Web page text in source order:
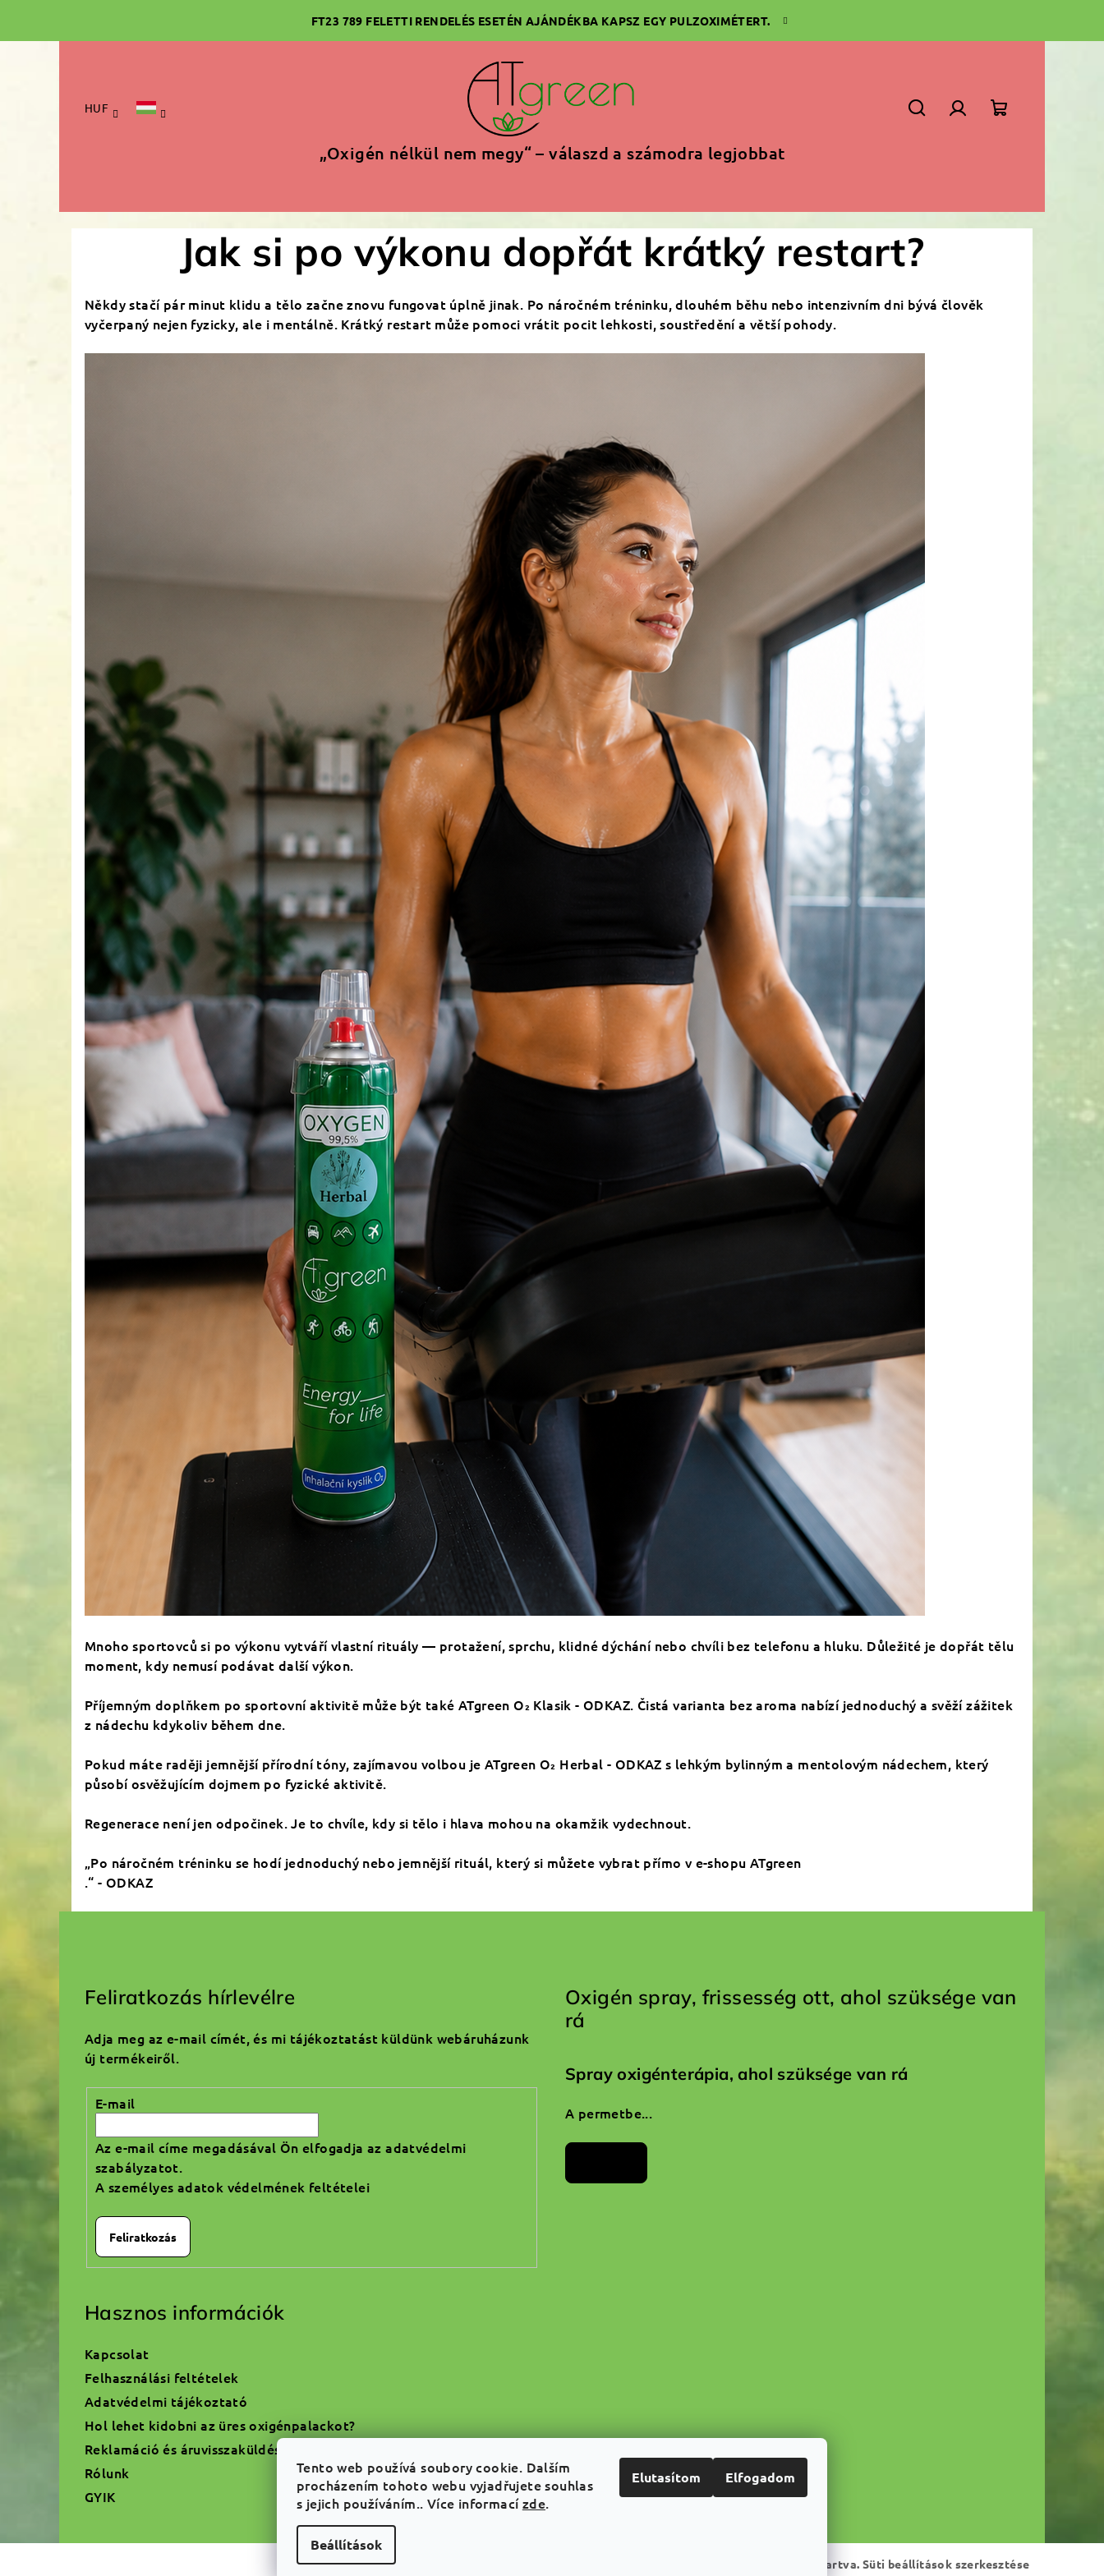
Tento web používá soubory cookie. Dalším
procházením tohoto webu vyjadřujete souhlas
s jejich používáním.. Více informacízde.
Beállítások
Elutasítom Elfogadom
FT23 789 FELETTI RENDELÉS ESETÉN AJÁNDÉKBA KAPSZ EGY PULZOXIMÉTERT.
HUF
„Oxigén nélkül nem megy“ – válaszd a számodra legjobbat
Jak si po výkonu dopřát krátký restart?
Někdy stačí pár minut klidu a tělo začne znovu fungovat úplně jinak. Po náročném tréninku, dlouhém běhu nebo intenzivním dni bývá člověk
vyčerpaný nejen fyzicky, ale i mentálně. Krátký restart může pomoci vrátit pocit lehkosti, soustředění a větší pohody.
Mnoho sportovců si po výkonu vytváří vlastní rituály — protažení, sprchu, klidné dýchání nebo chvíli bez telefonu a hluku. Důležité je dopřát tělu
moment, kdy nemusí podávat další výkon.
Příjemným doplňkem po sportovní aktivitě může být také ATgreen O₂ Klasik - ODKAZ. Čistá varianta bez aroma nabízí jednoduchý a svěží zážitek
z nádechu kdykoliv během dne.
Pokud máte raději jemnější přírodní tóny, zajímavou volbou je ATgreen O₂ Herbal - ODKAZ s lehkým bylinným a mentolovým nádechem, který
působí osvěžujícím dojmem po fyzické aktivitě.
Regenerace není jen odpočinek. Je to chvíle, kdy si tělo i hlava mohou na okamžik vydechnout.
„Po náročném tréninku se hodí jednoduchý nebo jemnější rituál, který si můžete vybrat přímo v e-shopu ATgreen
.“ - ODKAZ
á
Feliratkozás hírlevélre
Adja meg az e-mail címét, és mi tájékoztatást küldünk webáruházunk
új termékeiről.
E-mail
Az e-mail címe megadásával Ön elfogadja az adatvédelmi
szabályzatot.
A személyes adatok védelmének feltételei
Feliratkozás
Oxigén spray, frissesség ott, ahol szüksége van
rá
Spray oxigénterápia, ahol szüksége van rá
A permetbe...
Hasznos információk
Kapcsolat
Felhasználási feltételek
Adatvédelmi tájékoztató
Hol lehet kidobni az üres oxigénpalackot?
Reklamáció és áruvisszaküldés
Rólunk
GYIK
. Minden jog fenntartva. Süti beállítások szerkesztése